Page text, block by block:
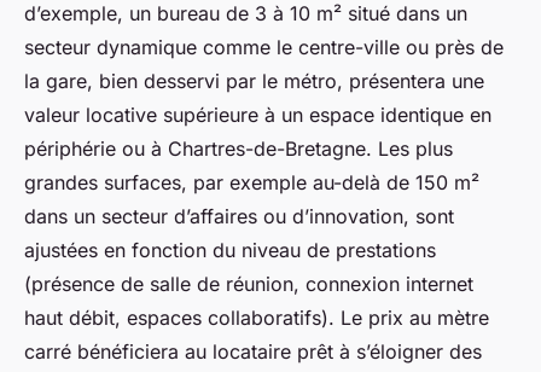
d’exemple, un bureau de 3 à 10 m² situé dans un
secteur dynamique comme le centre-ville ou près de
la gare, bien desservi par le métro, présentera une
valeur locative supérieure à un espace identique en
périphérie ou à Chartres-de-Bretagne. Les plus
grandes surfaces, par exemple au-delà de 150 m²
dans un secteur d’affaires ou d’innovation, sont
ajustées en fonction du niveau de prestations
(présence de salle de réunion, connexion internet
haut débit, espaces collaboratifs). Le prix au mètre
carré bénéficiera au locataire prêt à s’éloigner des